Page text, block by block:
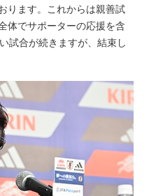
ります。これからは親善試
体でサポーターの応援を含
試合が続きますが、結束し